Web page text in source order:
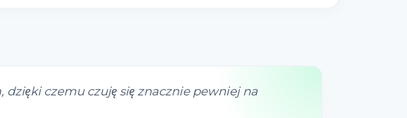
czemu czuję się znacznie pewniej na